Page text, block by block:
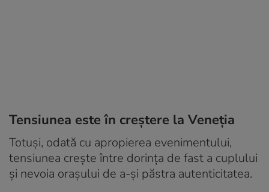
Tensiunea este în creștere la Veneția
Totuși, odată cu apropierea evenimentului,
tensiunea crește între dorința de fast a cuplului
și nevoia orașului de a-și păstra autenticitatea.